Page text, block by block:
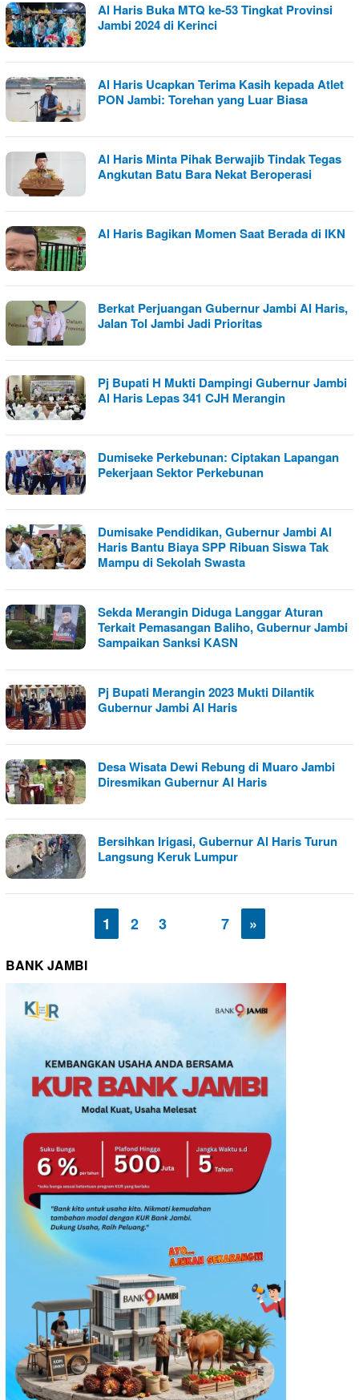
Al Haris Buka MTQ ke-53 Tingkat Provinsi
Jambi 2024 di Kerinci
Al Haris Ucapkan Terima Kasih kepada Atlet
PON Jambi: Torehan yang Luar Biasa
Al Haris Minta Pihak Berwajib Tindak Tegas
Angkutan Batu Bara Nekat Beroperasi
Al Haris Bagikan Momen Saat Berada di IKN
Berkat Perjuangan Gubernur Jambi Al Haris,
Jalan Tol Jambi Jadi Prioritas
Pj Bupati H Mukti Dampingi Gubernur Jambi
Al Haris Lepas 341 CJH Merangin
Dumiseke Perkebunan: Ciptakan Lapangan
Pekerjaan Sektor Perkebunan
Dumisake Pendidikan, Gubernur Jambi Al
Haris Bantu Biaya SPP Ribuan Siswa Tak
Mampu di Sekolah Swasta
Sekda Merangin Diduga Langgar Aturan
Terkait Pemasangan Baliho, Gubernur Jambi
Sampaikan Sanksi KASN
Pj Bupati Merangin 2023 Mukti Dilantik
Gubernur Jambi Al Haris
Desa Wisata Dewi Rebung di Muaro Jambi
Diresmikan Gubernur Al Haris
Bersihkan Irigasi, Gubernur Al Haris Turun
Langsung Keruk Lumpur
1 2 3 7 »
BANK JAMBI